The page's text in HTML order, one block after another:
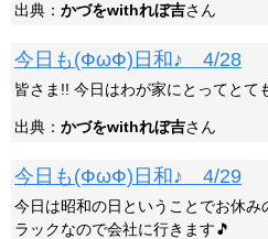
出典： かづをwithれぼ吉さん
今日も(ФωФ)日和♪ 4/28
皆さま!! 今日はわが家にとってとて
出典： かづをwithれぼ吉さん
今日も(ФωФ)日和♪ 4/29
今日は昭和の日ということでお休
ラックなので会社に行きます🎵